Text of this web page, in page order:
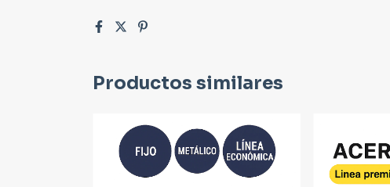
Productos similares